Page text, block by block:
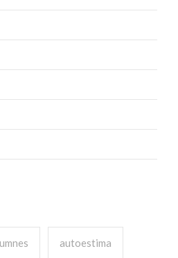
autoestima